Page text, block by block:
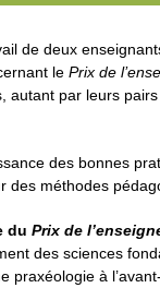
de deux
le Prix de
autant par leurs
des bonnes
des méthodes
du Prix de
des sciences
praxéologie à